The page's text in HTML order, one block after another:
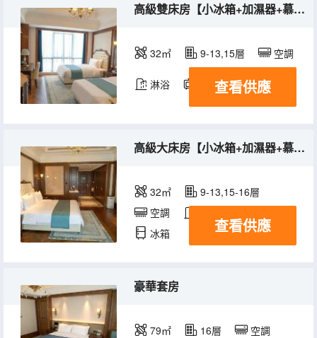
高級雙床房【小冰箱+加濕器+慕思床墊】
32㎡ 9-13,15層 空調
淋浴 電視機 冰箱
查看供應
高級大床房【小冰箱+加濕器+慕思床墊】
32㎡
9-13,15-16層
空調
冰箱
查看供應
豪華套房
79㎡ 16層 空調